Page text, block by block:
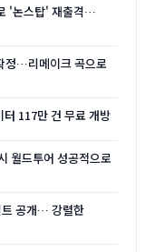
'논스탑' 재출격…
정…리메이크 곡으로
117만 건 무료 개방
월드투어 성공적으로
공개… 강렬한